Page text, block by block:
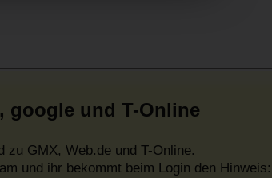
google und T-Online
GMX, Web.de und T-Online.
und ihr bekommt beim Login den